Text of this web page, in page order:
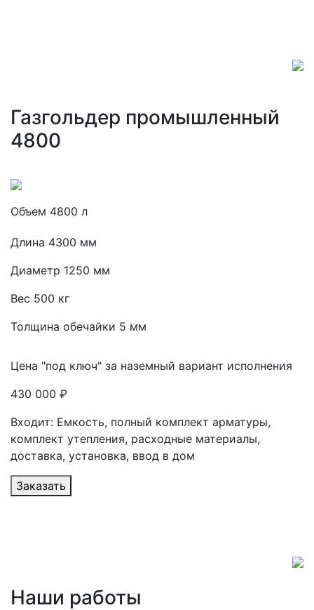
Газгольдер промышленный
4800
Объем 4800 л
Длина 4300 мм
Диаметр 1250 мм
Вес 500 кг
Толщина обечайки 5 мм
Цена "под ключ" за наземный вариант исполнения
430 000 ₽
Входит: Емкость, полный комплект арматуры,
комплект утепления, расходные материалы,
доставка, установка, ввод в дом
Заказать
Наши работы